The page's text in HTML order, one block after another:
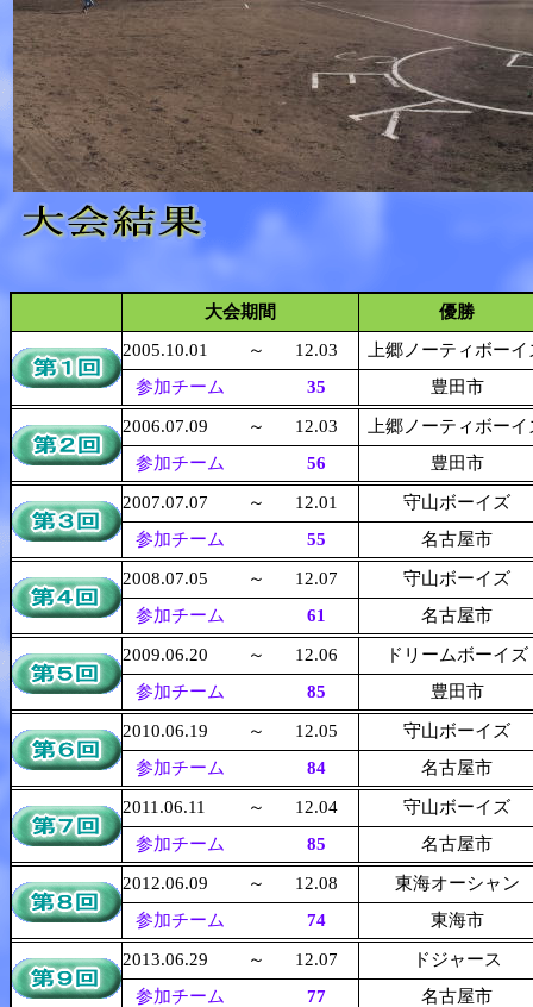
大会期間
優勝
2005.10.01
～ 12.03
上郷ノーティボーイ
参加チーム
35 豊田市
2006.07.09 ～ 12.03
上郷ノーティボーイ
参加チーム
56 豊田市
2007.07.07 ～ 12.01
守山ボーイズ
参加チーム
55 名古屋市
2008.07.05 ～ 12.07
守山ボーイズ
参加チーム
61 名古屋市
2009.06.20 ～ 12.06
ドリームボーイズ
参加チーム
85 豊田市
2010.06.19 ～ 12.05
守山ボーイズ
参加チーム
84 名古屋市
2011.06.11 ～ 12.04
守山ボーイズ
参加チーム
85 名古屋市
2012.06.09 ～ 12.08
東海オーシャン
参加チーム
74 東海市
2013.06.29 ～ 12.07
ドジャース
参加チーム
77 名古屋市